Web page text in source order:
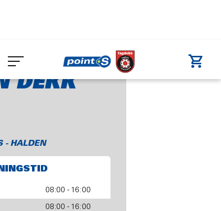
main
DEKK
- HALDEN
08:00 - 16:00
08:00 - 16:00